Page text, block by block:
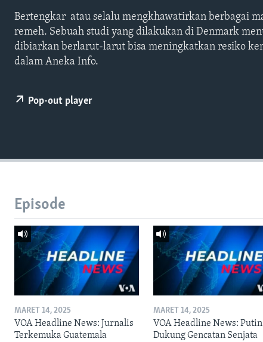
Bertengkar atau selalu mengkhawatirkan berbagai
remeh. Sebuah studi yang dilakukan di Denmark
dibiarkan berlarut-larut bisa meningkatkan resiko
dalam Aneka Info.
Pop-out player
Episode
MARET 14, 2025
VOA Headline News: Jurnalis
Terkemuka Guatemala
MARET 14, 2025
VOA Headline News: Putin
Dukung Gencatan Senjata